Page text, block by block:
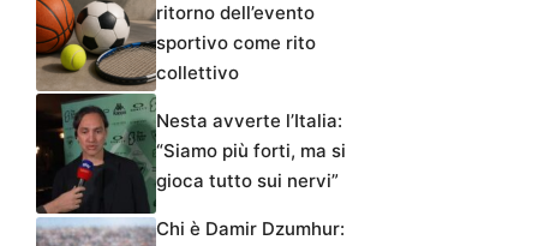
ritorno dell’evento
sportivo come rito
collettivo
Nesta avverte l’Italia:
“Siamo più forti, ma si
gioca tutto sui nervi”
Chi è Damir Dzumhur: